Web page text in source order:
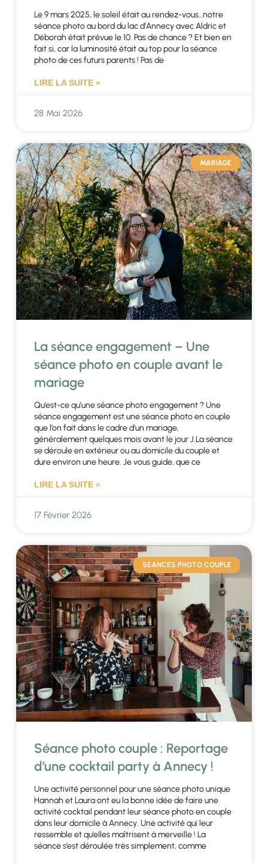
Le 9 mars 2025, le soleil était au rendez-vous…notre
séance photo au bord du lac d’Annecy avec Aldric et
Déborah était prévue le 10. Pas de chance ? Et bien en
fait si, car la luminosité était au top pour la séance
photo de ces futurs parents ! Pas de
LIRE LA SUITE »
28 Mai 2026
MARIAGE
La séance engagement – Une
séance photo en couple avant le
mariage
Qu’est-ce qu’une séance photo engagement ? Une
séance engagement est une séance photo en couple
que l’on fait dans le cadre d’un mariage,
généralement quelques mois avant le jour J.La séance
se déroule en extérieur ou au domicile du couple et
dure environ une heure. Je vous guide, que ce
LIRE LA SUITE »
17 Février 2026
SÉANCES PHOTO COUPLE
Séance photo couple : Reportage
d’une cocktail party à Annecy !
Une activité personnel pour une séance photo unique
Hannah et Laura ont eu la bonne idée de faire une
activité cocktail pendant leur séance photo en couple
dans leur domicile à Annecy. Une activité qui leur
ressemble et qu’elles maîtrisent à merveille ! La
séance s’est déroulée très simplement, comme